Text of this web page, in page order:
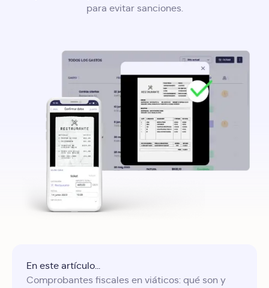
para evitar sanciones.
En este artículo...
Comprobantes fiscales en viáticos: qué son y